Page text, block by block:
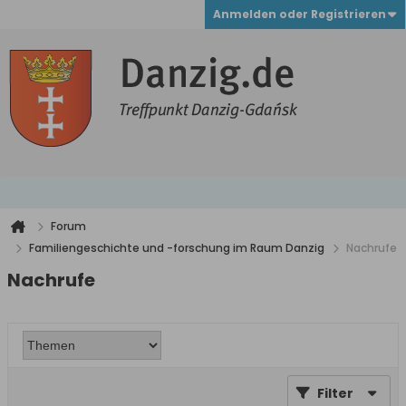
Anmelden oder Registrieren
Forum
Familiengeschichte und -forschung im Raum Danzig
Nachrufe
Nachrufe
Filter